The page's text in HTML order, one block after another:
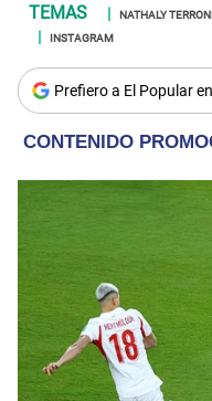
NATHALY
INSTAGRAM
Prefiero a El Popular